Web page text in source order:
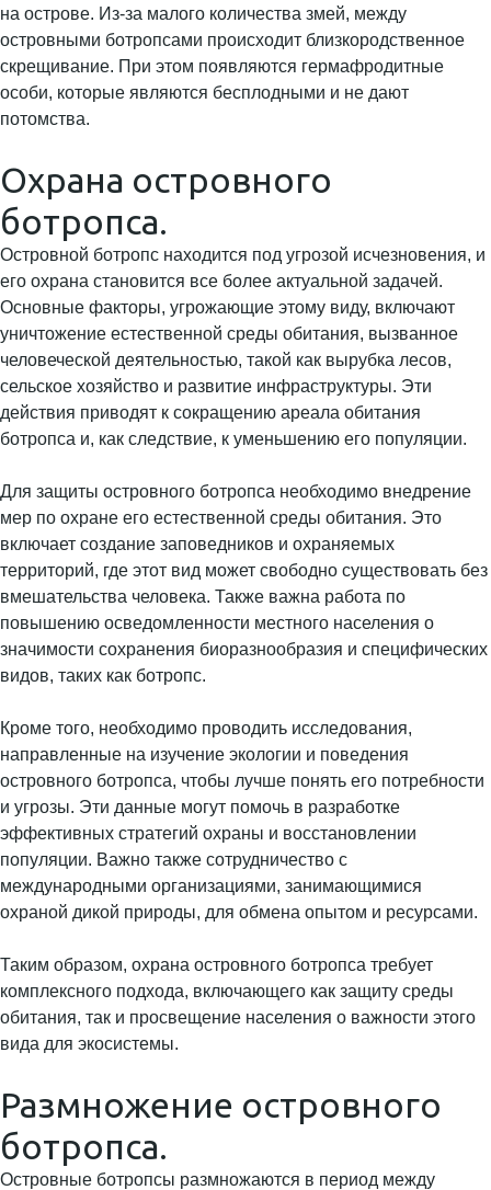
на острове. Из-за малого количества змей, между
островными ботропсами происходит близкородственное
скрещивание. При этом появляются гермафродитные
особи, которые являются бесплодными и не дают
потомства.
Охрана островного
ботропса.
Островной ботропс находится под угрозой исчезновения, и
его охрана становится все более актуальной задачей.
Основные факторы, угрожающие этому виду, включают
уничтожение естественной среды обитания, вызванное
человеческой деятельностью, такой как вырубка лесов,
сельское хозяйство и развитие инфраструктуры. Эти
действия приводят к сокращению ареала обитания
ботропса и, как следствие, к уменьшению его популяции.
Для защиты островного ботропса необходимо внедрение
мер по охране его естественной среды обитания. Это
включает создание заповедников и охраняемых
территорий, где этот вид может свободно существовать без
вмешательства человека. Также важна работа по
повышению осведомленности местного населения о
значимости сохранения биоразнообразия и специфических
видов, таких как ботропс.
Кроме того, необходимо проводить исследования,
направленные на изучение экологии и поведения
островного ботропса, чтобы лучше понять его потребности
и угрозы. Эти данные могут помочь в разработке
эффективных стратегий охраны и восстановлении
популяции. Важно также сотрудничество с
международными организациями, занимающимися
охраной дикой природы, для обмена опытом и ресурсами.
Таким образом, охрана островного ботропса требует
комплексного подхода, включающего как защиту среды
обитания, так и просвещение населения о важности этого
вида для экосистемы.
Размножение островного
ботропса.
Островные ботропсы размножаются в период между